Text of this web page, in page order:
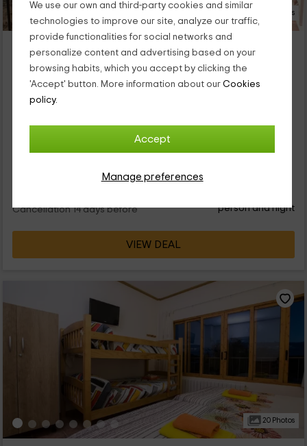
We use our own and third-party cookies and similar
technologies to improve our site, analyze our traffic,
provide functionalities for social networks and
personalize content and advertising based on your
browsing habits, which you accept by clicking the
'Accept' button. More information about our Cookies
policy.
Accept
Manage preferences
27 Photos
Puente del Segura B
Elche De La Sierra, Albacete
Booked 1 times
Full Rental
una corporación correspondiente a la comunidad autónoma
de Castilla La Mancha. Con una capacidad para 6 personas,...
Cancellation 14 days before person and night
VIEW DEAL
20 Photos